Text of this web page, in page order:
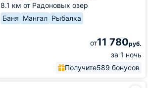
8.1 км от Радоновых озер
Баня Мангал Рыбалка
от11 780руб.
за 1 ночь
Получите589 бонусов